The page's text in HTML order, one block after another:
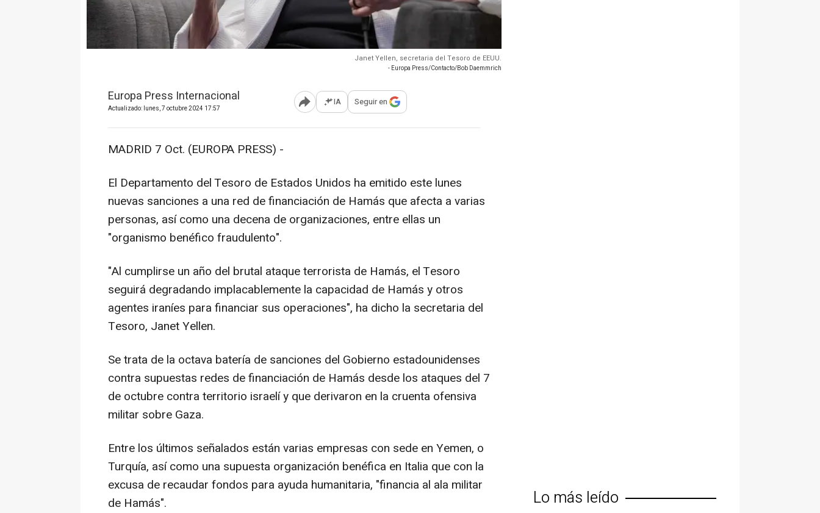
Janet Yellen, secretaria del Tesoro de EEUU.
- Europa Press/Contacto/Bob Daemmrich
Europa Press Internacional
Actualizado: lunes, 7 octubre 2024 17:57 Abrir opciones para compartir
IA Seguir en
MADRID 7 Oct. (EUROPA PRESS) -
El Departamento del Tesoro de Estados Unidos ha emitido este lunes
nuevas sanciones a una red de financiación de Hamás que afecta a varias
personas, así como una decena de organizaciones, entre ellas un
"organismo benéfico fraudulento".
"Al cumplirse un año del brutal ataque terrorista de Hamás, el Tesoro
seguirá degradando implacablemente la capacidad de Hamás y otros
agentes iraníes para financiar sus operaciones", ha dicho la secretaria del
Tesoro, Janet Yellen.
Se trata de la octava batería de sanciones del Gobierno estadounidenses
contra supuestas redes de financiación de Hamás desde los ataques del 7
de octubre contra territorio israelí y que derivaron en la cruenta ofensiva
militar sobre Gaza.
Entre los últimos señalados están varias empresas con sede en Yemen, o
Turquía, así como una supuesta organización benéfica en Italia que con la
excusa de recaudar fondos para ayuda humanitaria, "financia al ala militar
de Hamás".
Lo más leído